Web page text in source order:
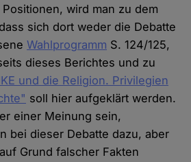
wird man zu dem
sich dort weder die Debatte
Wahlprogramm S. 124/125,
dieses Berichtes und zu
und die Religion. Privilegien
soll hier aufgeklärt werden.
einer Meinung sein,
bei dieser Debatte dazu, aber
Grund falscher Fakten